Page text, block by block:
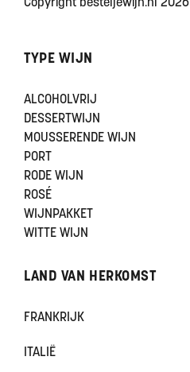
Copyright besteljewijn.nl 2026
TYPE WIJN
ALCOHOLVRIJ
DESSERTWIJN
MOUSSERENDE WIJN
PORT
RODE WIJN
ROSÉ
WIJNPAKKET
WITTE WIJN
LAND VAN HERKOMST
FRANKRIJK
ITALIË